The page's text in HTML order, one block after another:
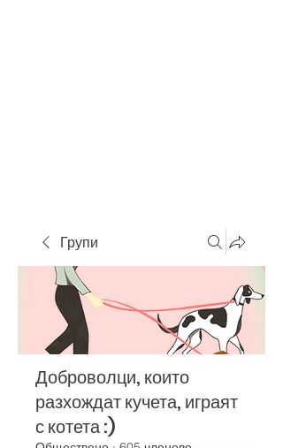
Групи
Доброволци, които
разхождат кучета, играят
с котета :)